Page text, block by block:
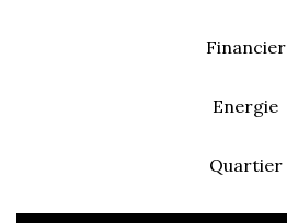
Financier
Energie
Quartier